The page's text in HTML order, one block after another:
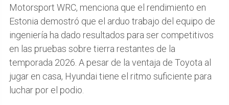
Motorsport WRC, menciona que el rendimiento en
Estonia demostró que el arduo trabajo del equipo de
ingeniería ha dado resultados para ser competitivos
en las pruebas sobre tierra restantes de la
temporada 2026. A pesar de la ventaja de Toyota al
jugar en casa, Hyundai tiene el ritmo suficiente para
luchar por el podio.